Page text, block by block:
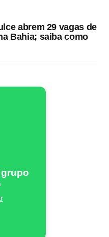
abrem 29 vagas de
Bahia; saiba como